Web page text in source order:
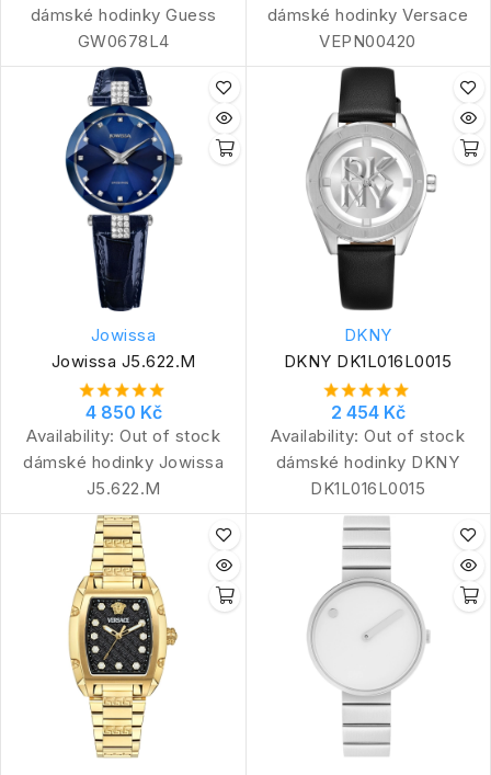
dámské hodinky Guess
GW0678L4
dámské hodinky Versace
VEPN00420
Jowissa
Jowissa J5.622.M
4 850 Kč
Availability: Out of stock
dámské hodinky Jowissa
J5.622.M
DKNY
DKNY DK1L016L0015
2 454 Kč
Availability: Out of stock
dámské hodinky DKNY
DK1L016L0015